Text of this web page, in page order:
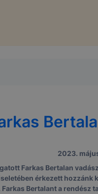
2023.
Farkas Bertalan
érkezett
Bertalant a